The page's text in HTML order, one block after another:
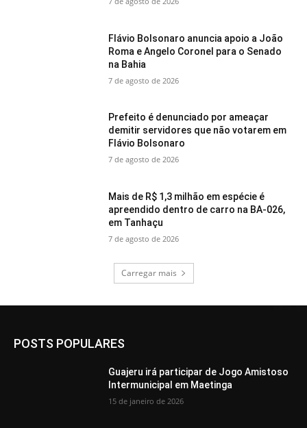
Flávio Bolsonaro anuncia apoio a João
Roma e Angelo Coronel para o Senado
na Bahia
7 de agosto de 2026
Prefeito é denunciado por ameaçar
demitir servidores que não votarem em
Flávio Bolsonaro
7 de agosto de 2026
Mais de R$ 1,3 milhão em espécie é
apreendido dentro de carro na BA-026,
em Tanhaçu
7 de agosto de 2026
Carregar mais
POSTS POPULARES
Guajeru irá participar de Jogo Amistoso
Intermunicipal em Maetinga
15 de janeiro de 2026